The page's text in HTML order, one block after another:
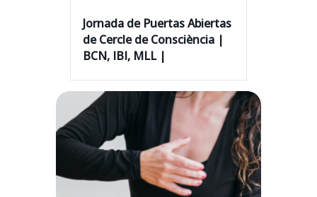
Jornada de Puertas Abiertas
de Cercle de Consciència |
BCN, IBI, MLL |